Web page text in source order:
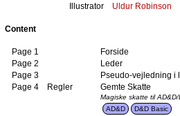
Illustrator
Uldur Robinson
Content
Page 1
Forside
Page 2
Leder
Page 3
Pseudo-vejledning i
Page 4
Regler Gemte Skatte
Magiske skatte til AD&D/
AD&D
D&D Basic